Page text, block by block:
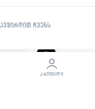
ᲞᲠᲝᲤᲘᲚᲘ